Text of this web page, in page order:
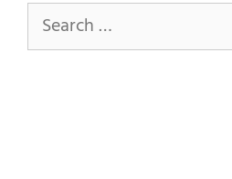
Search
for: